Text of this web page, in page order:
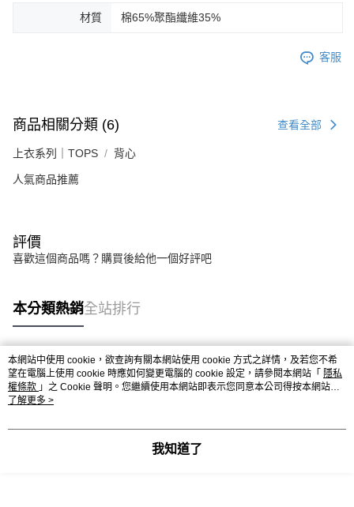
材質 棉65%聚酯纖維35%
客服
商品相關分類 (6) 查看全部
上衣系列｜TOPS 背心
人氣商品推薦
評價
喜歡這個商品嗎？購買後給他一個好評吧
本分類熱銷全站排行
熱門標籤
本網站中使用 cookie，欲查詢有關本網站使用 cookie 方式之詳情，及若您不希
望在電腦上使用 cookie 時應如何變更電腦的 cookie 設定，請參閱本網站「 隱私
權條款 」之 Cookie 聲明。您繼續使用本網站即表示您同意本公司得按本網站使
用條款之 Cookie 聲明使用 cookie。
了解更多 >
我知道了